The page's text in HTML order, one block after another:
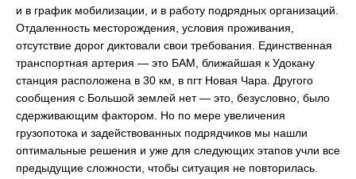
и в график мобилизации, и в работу подрядных организаций.
Отдаленность месторождения, условия проживания,
отсутствие дорог диктовали свои требования. Единственная
транспортная артерия — это БАМ, ближайшая к Удокану
станция расположена в 30 км, в пгт Новая Чара. Другого
сообщения с Большой землей нет — это, безусловно, было
сдерживающим фактором. Но по мере увеличения
грузопотока и задействованных подрядчиков мы нашли
оптимальные решения и уже для следующих этапов учли все
предыдущие сложности, чтобы ситуация не повторилась.